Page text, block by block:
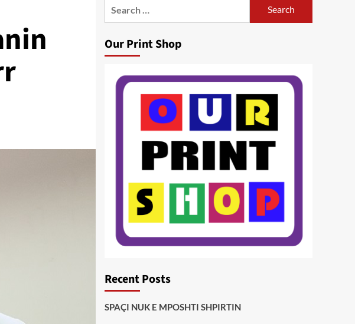
Our Print Shop
Recent Posts
SPAÇI NUK E MPOSHTI SHPIRTIN